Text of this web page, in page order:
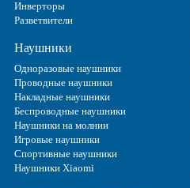
Инверторы
Разветвители
Наушники
Одноразовые наушники
Проводные наушники
Накладные наушники
Беспроводные наушники
Наушники на молнии
Игровые наушники
Спортивные наушники
Наушники Xiaomi